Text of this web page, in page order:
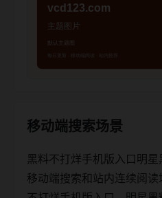
移动端搜索场景
黑料不打烊手机版入口明
移动端搜索和站内连续阅